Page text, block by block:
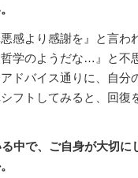
感より感謝を』と言わ
学のようだな…』と不
ドバイス通りに、自分
フトしてみると、回復
中で、ご自身が大切に